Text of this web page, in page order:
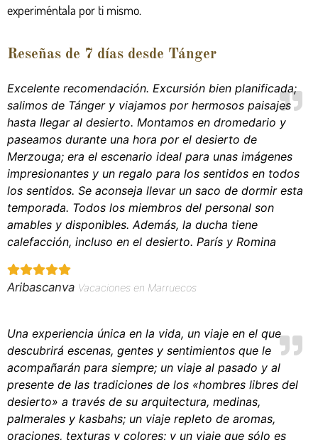
experiméntala por ti mismo.
Reseñas de 7 días desde Tánger
Excelente recomendación. Excursión bien planificada;
salimos de Tánger y viajamos por hermosos paisajes
hasta llegar al desierto. Montamos en dromedario y
paseamos durante una hora por el desierto de
Merzouga; era el escenario ideal para unas imágenes
impresionantes y un regalo para los sentidos en todos
los sentidos. Se aconseja llevar un saco de dormir esta
temporada. Todos los miembros del personal son
amables y disponibles. Además, la ducha tiene
calefacción, incluso en el desierto. París y Romina
Aribascanva Vacaciones en Marruecos
Una experiencia única en la vida, un viaje en el que
descubrirá escenas, gentes y sentimientos que le
acompañarán para siempre; un viaje al pasado y al
presente de las tradiciones de los «hombres libres del
desierto» a través de su arquitectura, medinas,
palmerales y kasbahs; un viaje repleto de aromas,
oraciones, texturas y colores; y un viaje que sólo es